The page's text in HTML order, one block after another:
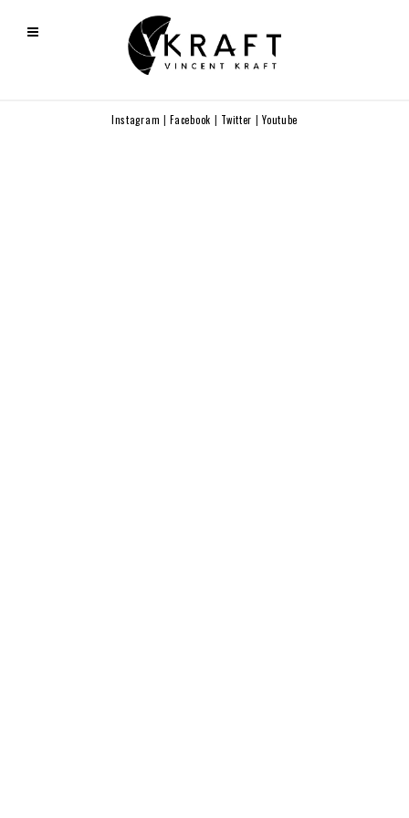
Instagram |Facebook | Twitter |Youtube